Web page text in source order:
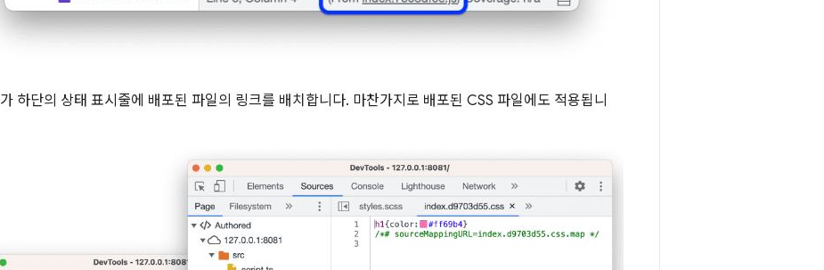
가 하단의 상태 표시줄에 배포된 파일의 링크를 배치합니다. 마찬가지로 배포된 CSS 파일에도 적용됩니